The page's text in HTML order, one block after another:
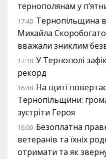
тернополянам у
17:40 Тернопільщина
Михайла
вважали зниклим
17:18 У Тернополі
рекорд
16:48 На щиті
Тернопільщини:
зустріти Героя
16:00 Безоплатна
ветеранів та їхніх
отримати та як